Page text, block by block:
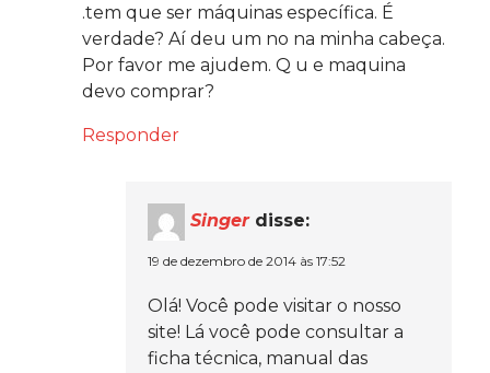
.tem que ser máquinas específica. É
verdade? Aí deu um no na minha cabeça.
Por favor me ajudem. Q u e maquina
devo comprar?
Responder
Singer disse:
19 de dezembro de 2014 às 17:52
Olá! Você pode visitar o nosso
site! Lá você pode consultar a
ficha técnica, manual das